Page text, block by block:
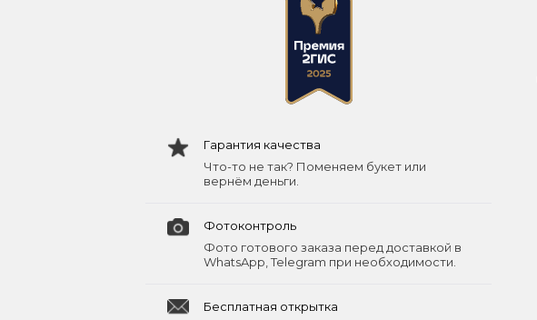
Гарантия качества
Что-то не так? Поменяем букет или
вернём деньги.
Фотоконтроль
Фото готового заказа перед доставкой в
WhatsApp, Telegram при необходимости.
Бесплатная открытка